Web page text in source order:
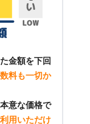
金額を下回
料も一切か
意な価格で
用いただけ